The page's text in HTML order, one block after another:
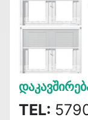
TEL: